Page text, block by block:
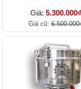
Giá: 5.300.000₫
Giá cũ: